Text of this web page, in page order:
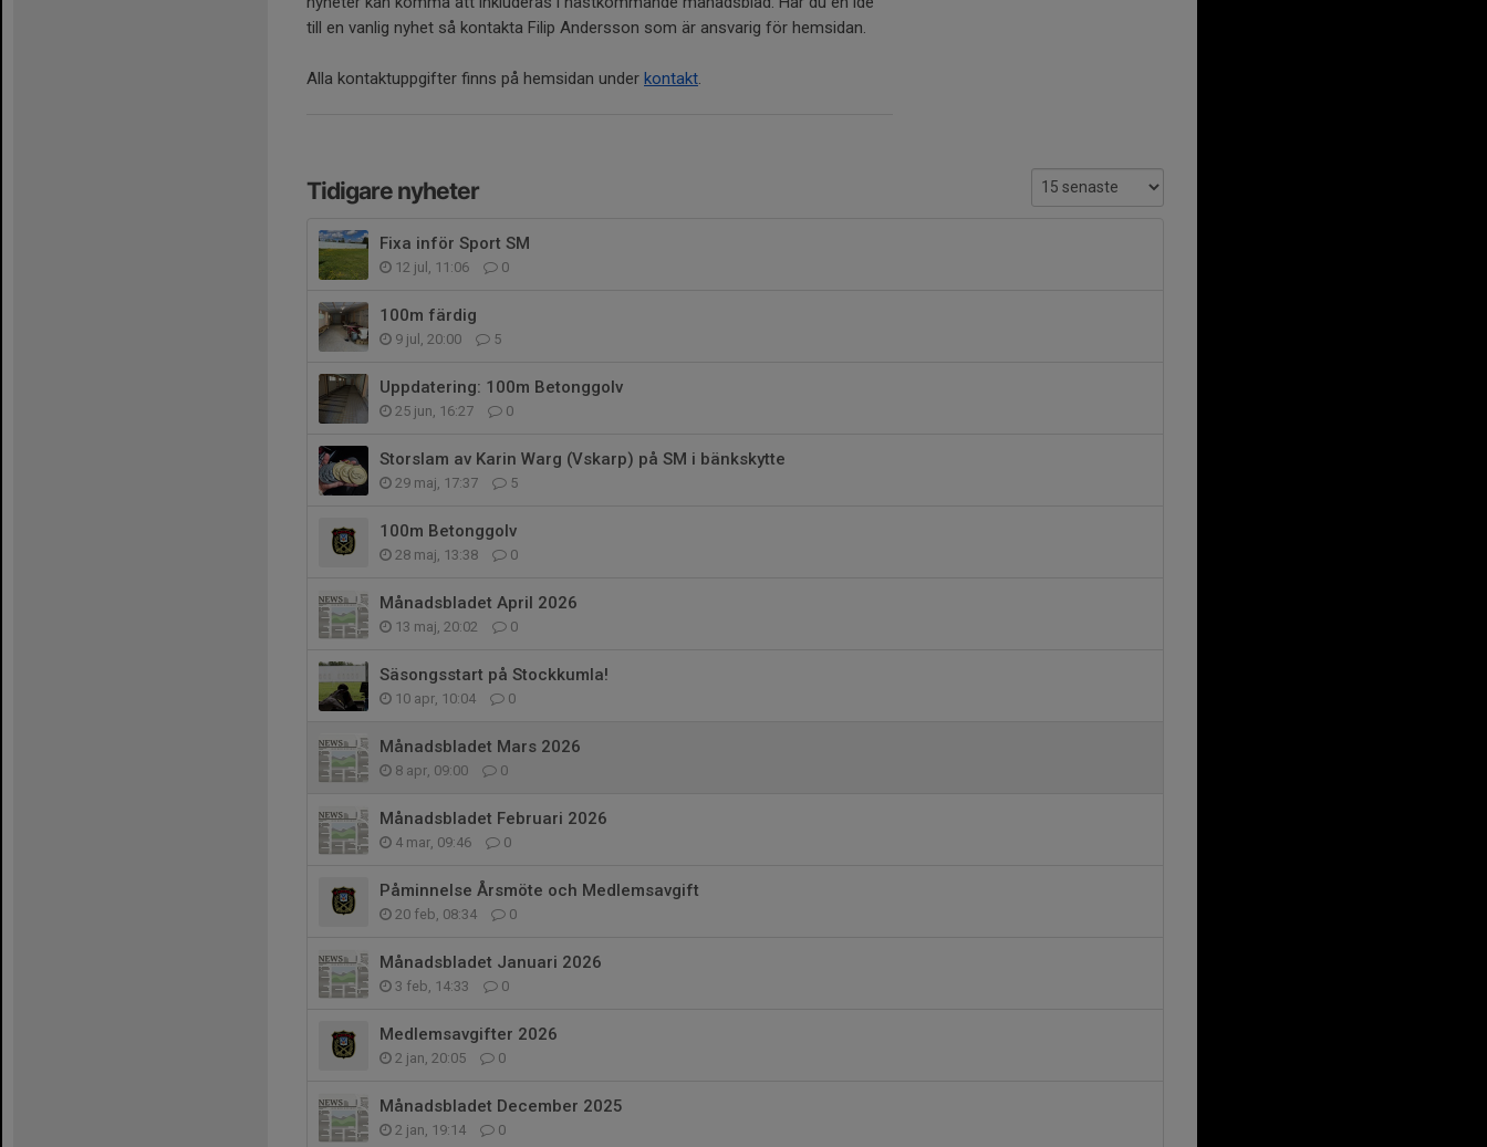
till en vanlig nyhet så kontakta Filip Andersson som är ansvarig för hemsidan.
Alla kontaktuppgifter finns på hemsidan under kontakt.
Tidigare nyheter
Fixa inför Sport SM
12 jul, 11:06 0
100m färdig
9 jul, 20:00 5
Uppdatering: 100m Betonggolv
25 jun, 16:27 0
Storslam av Karin Warg (Vskarp) på SM i bänkskytte
29 maj, 17:37 5
100m Betonggolv
28 maj, 13:38 0
Månadsbladet April 2026
13 maj, 20:02 0
Säsongsstart på Stockkumla!
10 apr, 10:04 0
Månadsbladet Mars 2026
8 apr, 09:00 0
Månadsbladet Februari 2026
4 mar, 09:46 0
Påminnelse Årsmöte och Medlemsavgift
20 feb, 08:34 0
Månadsbladet Januari 2026
3 feb, 14:33 0
Medlemsavgifter 2026
2 jan, 20:05 0
Månadsbladet December 2025
2 jan, 19:14 0